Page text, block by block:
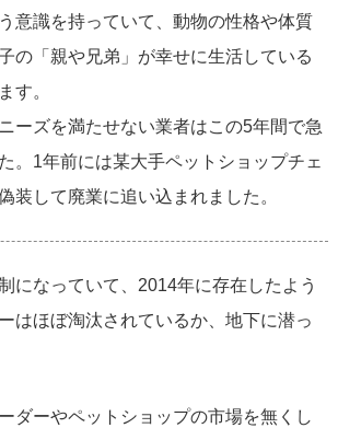
意識を持っていて、動物の性格や体質
の「親や兄弟」が幸せに生活している
す。
ーズを満たせない業者はこの5年間で急
。1年前には某大手ペットショップチェ
装して廃業に追い込まれました。
になっていて、2014年に存在したよう
はほぼ淘汰されているか、地下に潜っ
ダーやペットショップの市場を無くし